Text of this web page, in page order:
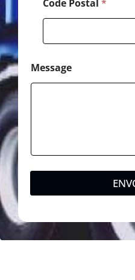
Code Postal *
Message